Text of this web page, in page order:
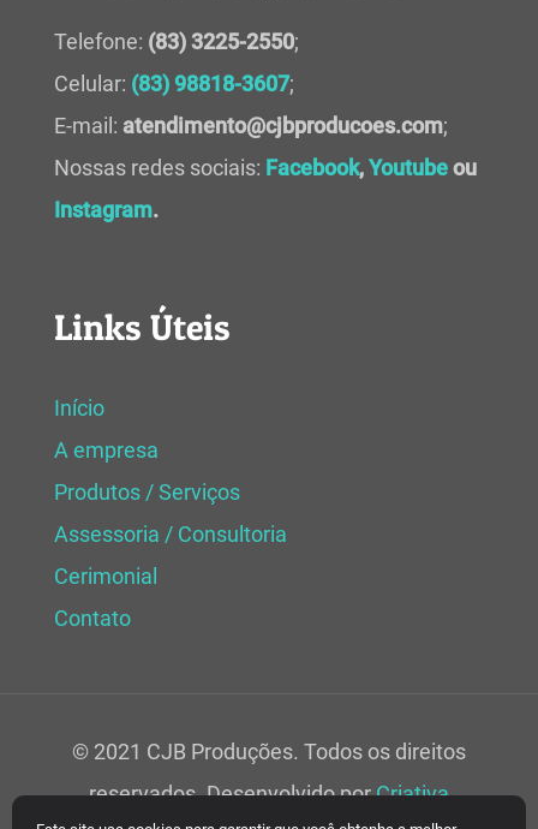
Telefone: (83) 3225-2550;
Celular: (83) 98818-3607;
E-mail: atendimento@cjbproducoes.com;
Nossas redes sociais: Facebook,Youtubeou
Instagram.
Links Úteis
Início
A empresa
Produtos / Serviços
Assessoria / Consultoria
Cerimonial
Contato
© 2021 CJB Produções. Todos os direitos
reservados. Desenvolvido porCriativa